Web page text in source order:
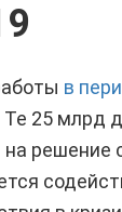
в
Те 25 млрд
на решение